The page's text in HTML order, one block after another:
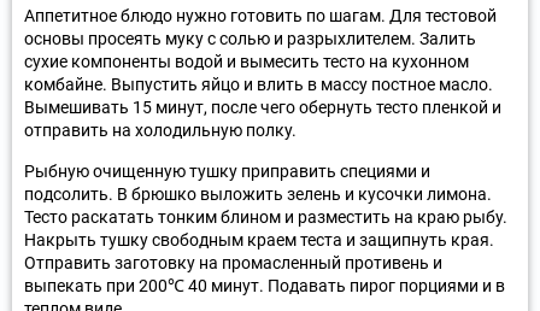
Аппетитное блюдо нужно готовить по шагам. Для тестовой
основы просеять муку с солью и разрыхлителем. Залить
сухие компоненты водой и вымесить тесто на кухонном
комбайне. Выпустить яйцо и влить в массу постное масло.
Вымешивать 15 минут, после чего обернуть тесто пленкой и
отправить на холодильную полку.
Рыбную очищенную тушку приправить специями и
подсолить. В брюшко выложить зелень и кусочки лимона.
Тесто раскатать тонким блином и разместить на краю рыбу.
Накрыть тушку свободным краем теста и защипнуть края.
Отправить заготовку на промасленный противень и
выпекать при 200℃ 40 минут. Подавать пирог порциями и в